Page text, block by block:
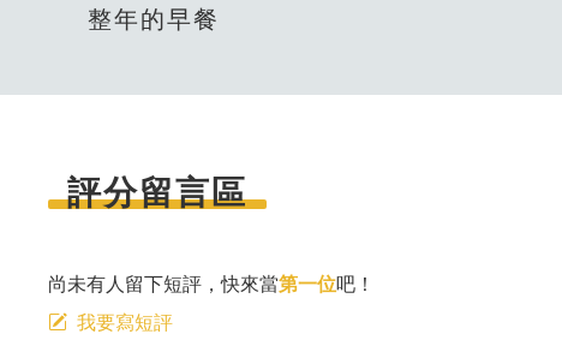
整年的早餐
評分留言區
尚未有人留下短評，快來當第一位吧！
我要寫短評